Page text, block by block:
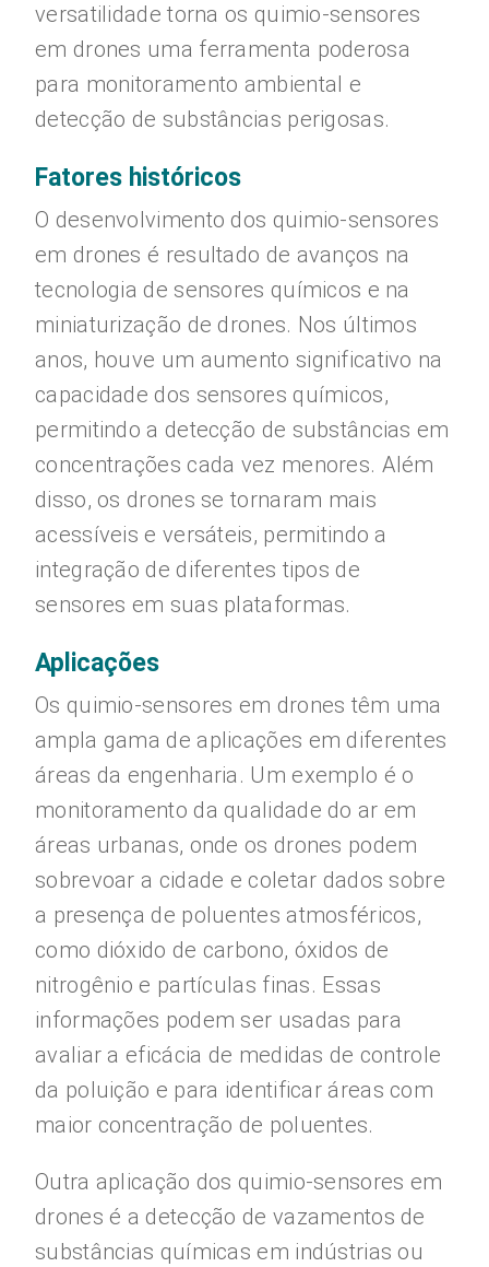
versatilidade torna os quimio-sensores
em drones uma ferramenta poderosa
para monitoramento ambiental e
detecção de substâncias perigosas.
Fatores históricos
O desenvolvimento dos quimio-sensores
em drones é resultado de avanços na
tecnologia de sensores químicos e na
miniaturização de drones. Nos últimos
anos, houve um aumento significativo na
capacidade dos sensores químicos,
permitindo a detecção de substâncias em
concentrações cada vez menores. Além
disso, os drones se tornaram mais
acessíveis e versáteis, permitindo a
integração de diferentes tipos de
sensores em suas plataformas.
Aplicações
Os quimio-sensores em drones têm uma
ampla gama de aplicações em diferentes
áreas da engenharia. Um exemplo é o
monitoramento da qualidade do ar em
áreas urbanas, onde os drones podem
sobrevoar a cidade e coletar dados sobre
a presença de poluentes atmosféricos,
como dióxido de carbono, óxidos de
nitrogênio e partículas finas. Essas
informações podem ser usadas para
avaliar a eficácia de medidas de controle
da poluição e para identificar áreas com
maior concentração de poluentes.
Outra aplicação dos quimio-sensores em
drones é a detecção de vazamentos de
substâncias químicas em indústrias ou